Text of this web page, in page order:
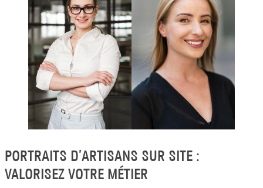
PORTRAITS D’ARTISANS SUR SITE :
VALORISEZ VOTRE MÉTIER